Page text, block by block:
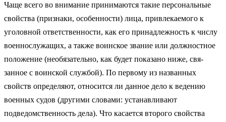
Чаще всего во внимание принимаются такие персональные
свойства (признаки, особенности) лица, привлекаемого к
уголовной ответственности, как его принадлежность к числу
военнослужащих, а также воинское звание или должностное
положение (необязательно, как будет показано ниже, свя­
занное с воинской службой). По первому из названных
свойств определяют, относится ли данное дело к ведению
военных судов (другими словами: ус­танавливают
подведомственность дела). Что касается второго свойства